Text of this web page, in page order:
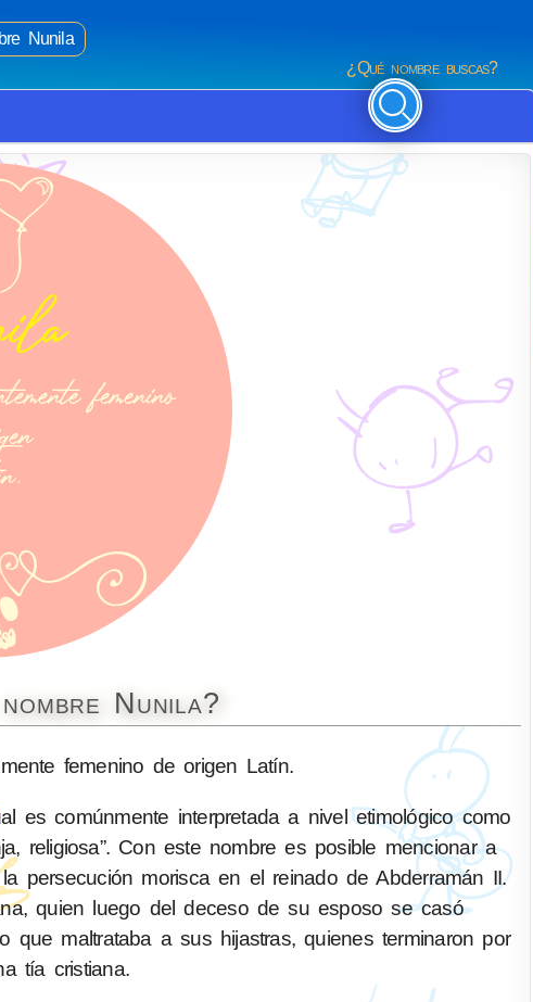
Nunila
¿Qué nombre buscas?
Nunila?
femenino de origen Latín.
es comúnmente interpretada a nivel etimológico como
religiosa”. Con este nombre es posible mencionar a
persecución morisca en el reinado de Abderramán II.
quien luego del deceso de su esposo se casó
que maltrataba a sus hijastras, quienes terminaron por
tía cristiana.